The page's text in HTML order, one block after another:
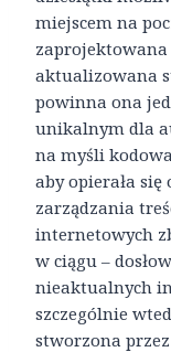
miejscem na
aktualizowana
powinna ona
unikalnym dla
na myśli
aby opierała
zarządzania
internetowych
w ciągu –
nieaktualnych
szczególnie
stworzona